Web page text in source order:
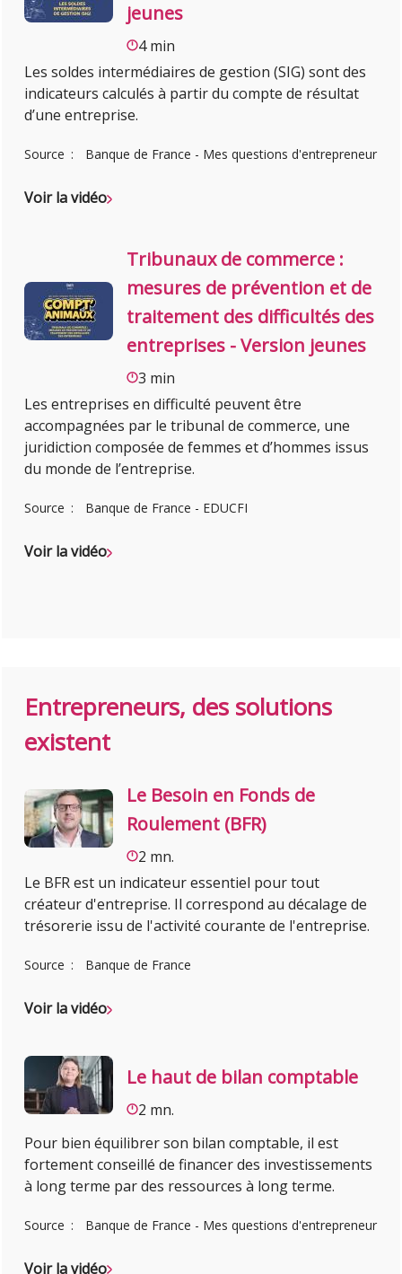
jeunes
4 min
Les soldes intermédiaires de gestion (SIG) sont des
indicateurs calculés à partir du compte de résultat
d’une entreprise.
Source Banque de France - Mes questions d'entrepreneur
Voir la vidéo
Tribunaux de commerce :
mesures de prévention et de
traitement des difficultés des
entreprises - Version jeunes
3 min
Les entreprises en difficulté peuvent être
accompagnées par le tribunal de commerce, une
juridiction composée de femmes et d’hommes issus
du monde de l’entreprise.
Source Banque de France - EDUCFI
Voir la vidéo
Entrepreneurs, des solutions
existent
Le Besoin en Fonds de
Roulement (BFR)
2 mn.
Le BFR est un indicateur essentiel pour tout
créateur d'entreprise. Il correspond au décalage de
trésorerie issu de l'activité courante de l'entreprise.
Source Banque de France
Voir la vidéo
Le haut de bilan comptable
2 mn.
Pour bien équilibrer son bilan comptable, il est
fortement conseillé de financer des investissements
à long terme par des ressources à long terme.
Source Banque de France - Mes questions d'entrepreneur
Voir la vidéo